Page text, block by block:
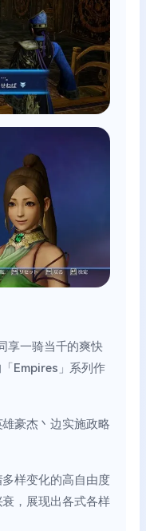
享一骑当千的爽快
Empires」系列作
豪杰丶边实施政略
样变化的高自由度
，展现出各式各样